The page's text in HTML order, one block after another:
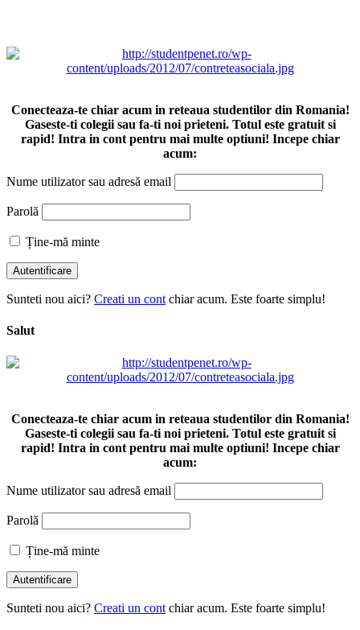
Conecteaza-te chiar acum in reteaua studentilor din Romania!
Gaseste-ti colegii sau fa-ti noi prieteni. Totul este gratuit si
rapid! Intra in cont pentru mai multe optiuni! Incepe chiar
acum:
Nume utilizator sau adresă email
Parolă
Ține-mă minte
Sunteti nou aici? Creati un cont chiar acum. Este foarte simplu!
Salut
Conecteaza-te chiar acum in reteaua studentilor din Romania!
Gaseste-ti colegii sau fa-ti noi prieteni. Totul este gratuit si
rapid! Intra in cont pentru mai multe optiuni! Incepe chiar
acum:
Nume utilizator sau adresă email
Parolă
Ține-mă minte
Sunteti nou aici? Creati un cont chiar acum. Este foarte simplu!